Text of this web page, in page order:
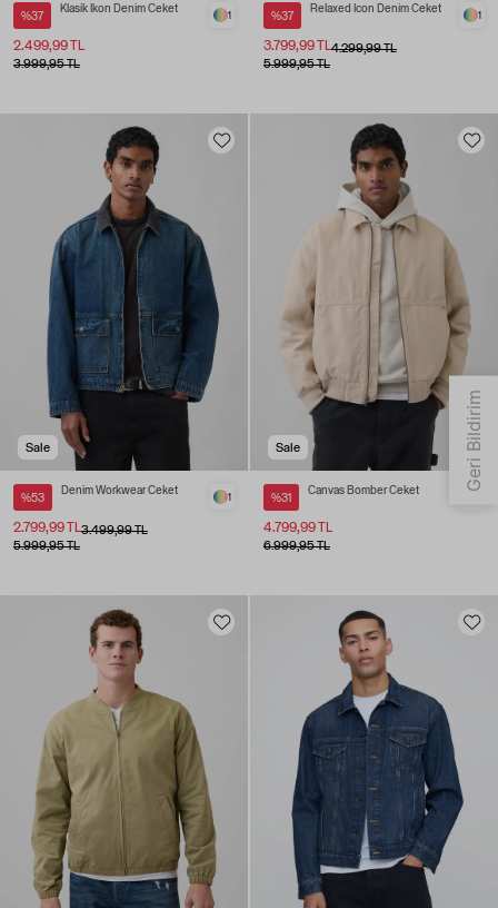
%37
Klasik İkon Denim Ceket
2.499,99 TL
1
3.999,95 TL
%37
Relaxed Icon Denim Ceket
4.299,99 TL
3.799,99 TL
1
5.999,95 TL
Sale
%53
Denim Workwear Ceket
3.499,99 TL
2.799,99 TL
1
5.999,95 TL
Sale
%31
Canvas Bomber Ceket
4.799,99 TL
6.999,95 TL